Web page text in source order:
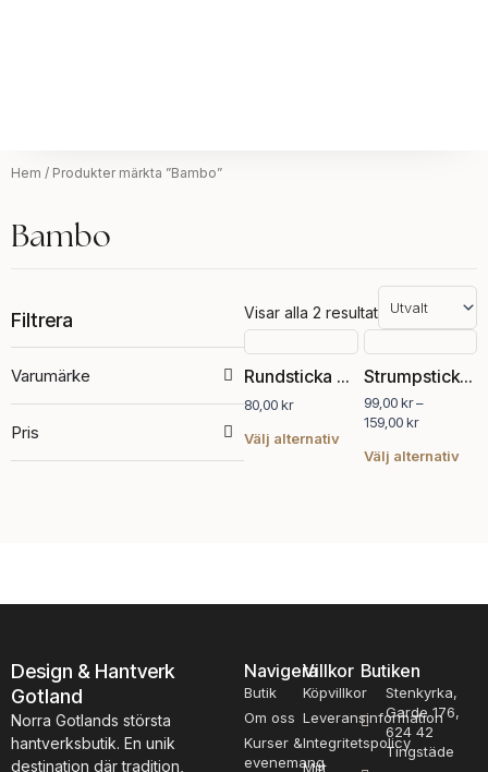
Hem / Produkter märkta ”Bambo”
Bambo
Filtrera
Varumärke
Pris
Visar alla 2 resultat
Rundsticka bambu, NDLWRX
80,00kr
Välj alternativ
produkten
flera
varianter.
Strumpstickor bamboo 20 cm
99,00kr –
159,00kr
99,00 kr
till
Välj alternativ
Design & Hantverk
Gotland
Norra Gotlands största
hantverksbutik. En unik
destination där tradition,
Navigera
Butik
Om oss
Kurser &
evenemang
Villkor
Köpvillkor
Leveransinformation
Integritetspolicy
Mitt
Butiken
Stenkyrka,
Garde 176,
624 42
Tingstäde